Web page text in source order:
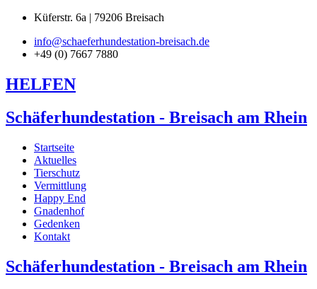
Küferstr. 6a | 79206 Breisach
info@schaeferhundestation-breisach.de
+49 (0) 7667 7880
HELFEN
Schäferhundestation - Breisach am Rhein
Startseite
Aktuelles
Tierschutz
Vermittlung
Happy End
Gnadenhof
Gedenken
Kontakt
Schäferhundestation - Breisach am Rhein